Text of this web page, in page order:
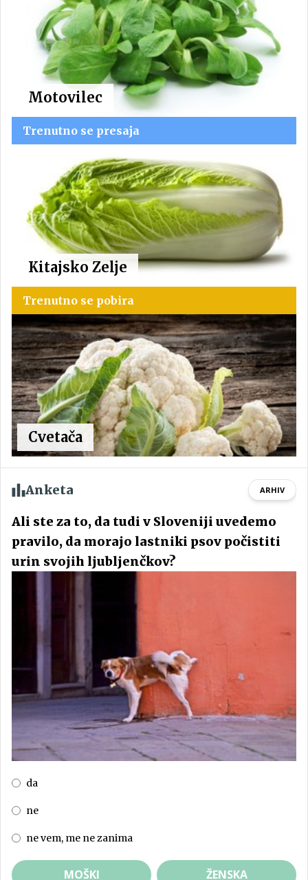
Motovilec
Trenutno se presaja
Kitajsko Zelje
Trenutno se pobira
Cvetača
Anketa ARHIV
Ali ste za to, da tudi v Sloveniji uvedemo
pravilo, da morajo lastniki psov počistiti
urin svojih ljubljenčkov?
da
ne
ne vem, me ne zanima
MOŠKI ŽENSKA